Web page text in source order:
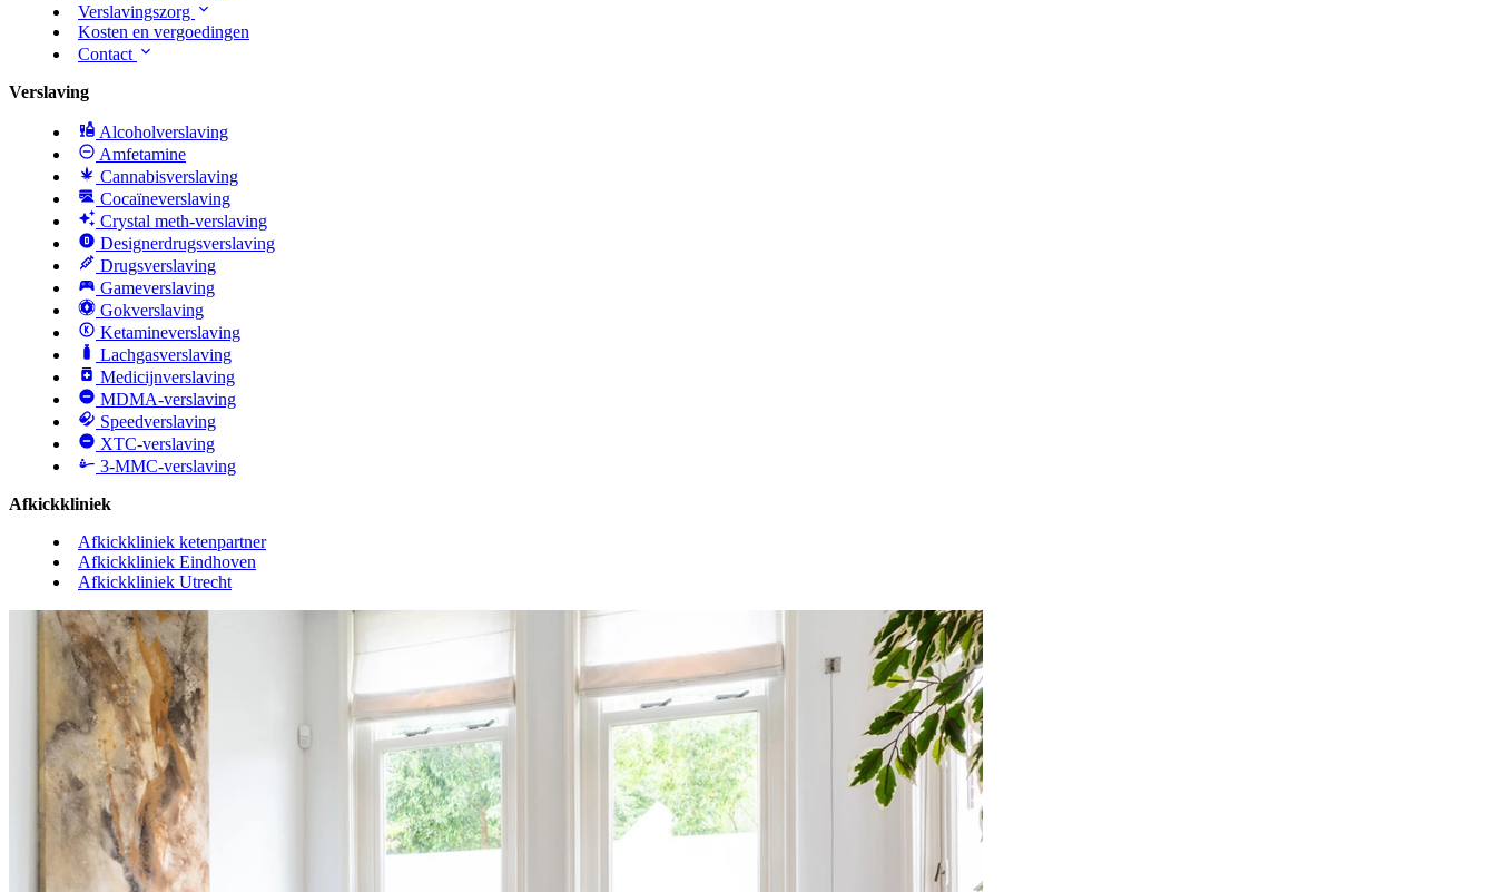
Verslavingszorg
Kosten en vergoedingen
Contact
Verslaving
Alcoholverslaving
Amfetamine
Cannabisverslaving
Cocaïneverslaving
Crystal meth-verslaving
Designerdrugsverslaving
Drugsverslaving
Gameverslaving
Gokverslaving
Ketamineverslaving
Lachgasverslaving
Medicijnverslaving
MDMA-verslaving
Speedverslaving
XTC-verslaving
3-MMC-verslaving
Afkickkliniek
Afkickkliniek ketenpartner
Afkickkliniek Eindhoven
Afkickkliniek Utrecht